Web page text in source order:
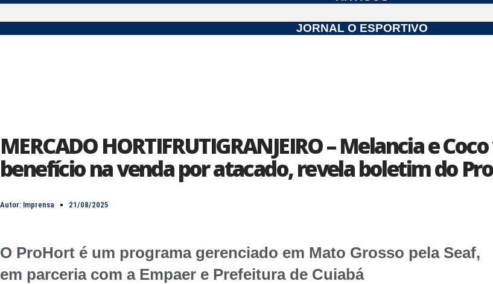
JORNAL O ESPORTIVO
MERCADO HORTIFRUTIGRANJEIRO – Melancia e
benefício na venda por atacado, revela boletim do
Autor: Imprensa 21/08/2025
O ProHort é um programa gerenciado em Mato Grosso pela Seaf,
em parceria com a Empaer e Prefeitura de Cuiabá